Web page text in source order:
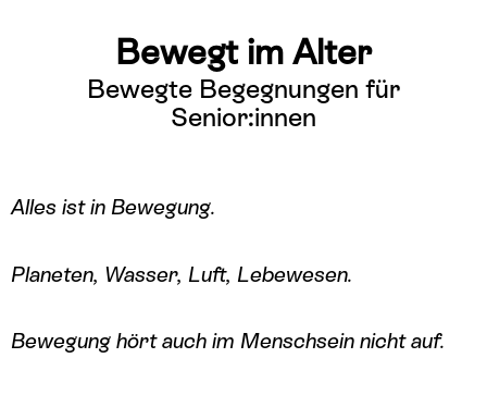
Bewegt im Alter
Bewegte Begegnungen für
Senior:innen
Alles ist in Bewegung.
Planeten, Wasser, Luft, Lebewesen.
Bewegung hört auch im Menschsein nicht auf.